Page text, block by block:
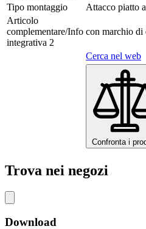
Tipo montaggio
Attacco piatto
Articolo
complementare/Info
integrativa 2
con marchio di
Cerca nel web
Confronta i
Trova nei negozi
Download